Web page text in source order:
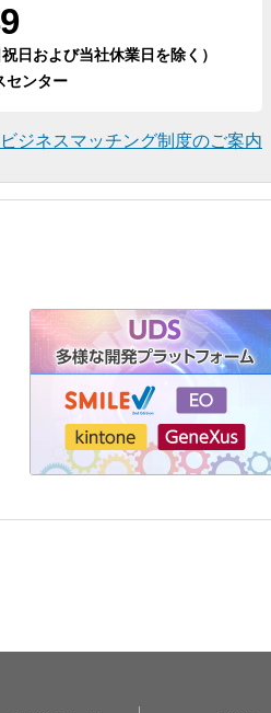
日および当社休業日を除く）
センター
ジネスマッチング制度のご案内